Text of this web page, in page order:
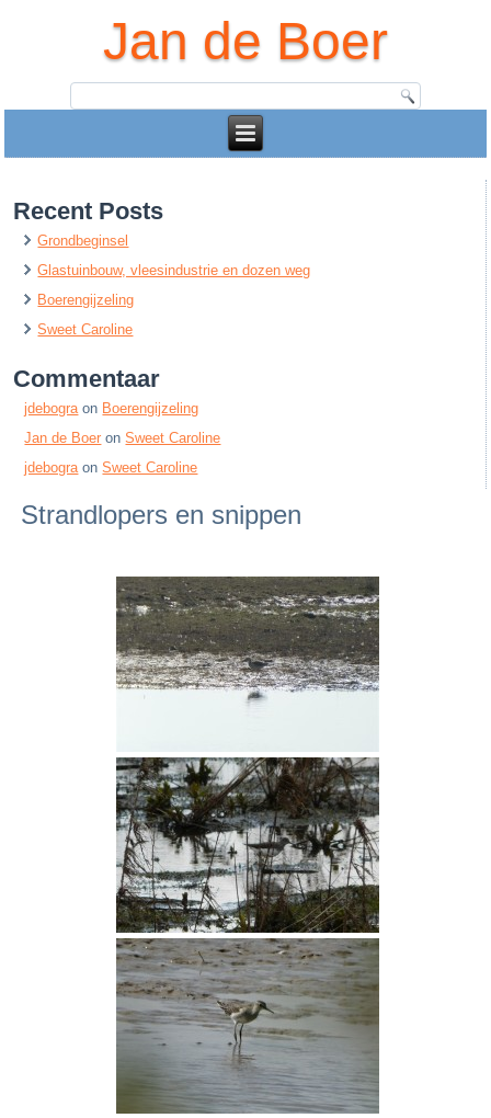
Jan de Boer
Recent Posts
Grondbeginsel
Glastuinbouw, vleesindustrie en dozen weg
Boerengijzeling
Sweet Caroline
Commentaar
jdebograon Boerengijzeling
Jan de Boer onSweet Caroline
jdebograonSweet Caroline
Strandlopers en snippen